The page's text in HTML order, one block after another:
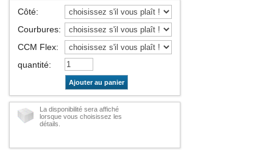
Côté:
Courbures:
CCM Flex:
quantité:
Ajouter au panier
La disponibilité sera affiché
lorsque vous choisissez les
détails.